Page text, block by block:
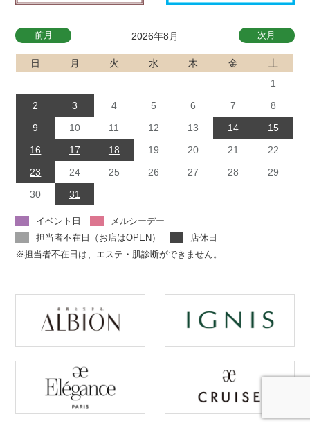
前月 2026年8月 次月
日 月 火 水 木 金
土
1
2
3 4 5 6 7
8
9
10 11 12 13 14
15
16
17 18 19 20 21
22
23
24 25 26 27 28
29
30
31
イベント日
メルシーデー
担当者不在日（お店はOPEN）
店休日
※担当者不在日は、エステ・肌診断ができません。